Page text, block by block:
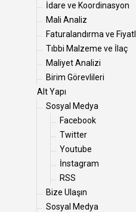
İdare ve Koordinasyon
Mali Analiz
Faturalandırma ve
Tıbbi Malzeme ve İlaç
Maliyet Analizi
Birim Görevlileri
Alt Yapı
Sosyal Medya
Facebook
Twitter
Youtube
İnstagram
RSS
Bize Ulaşın
Sosyal Medya